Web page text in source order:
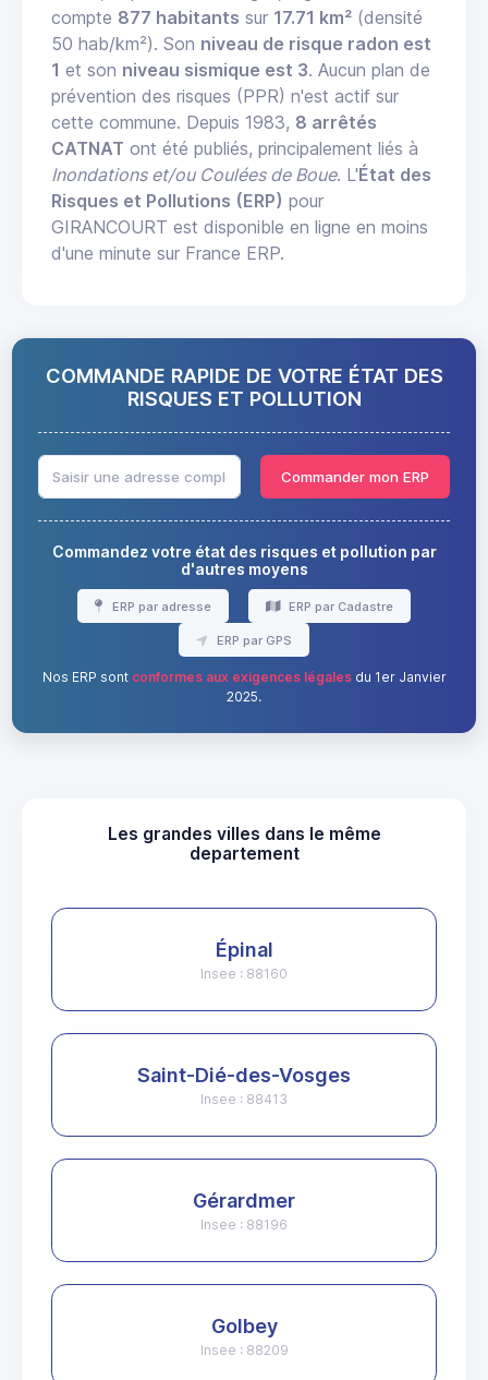
compte 877 habitants sur 17.71 km² (densité
50 hab/km²). Son niveau de risque radon est
1 et son niveau sismique est 3. Aucun plan de
prévention des risques (PPR) n'est actif sur
cette commune. Depuis 1983, 8 arrêtés
CATNAT ont été publiés, principalement liés à
Inondations et/ou Coulées de Boue. L'État des
Risques et Pollutions (ERP) pour
GIRANCOURT est disponible en ligne en moins
d'une minute sur France ERP.
COMMANDE RAPIDE DE VOTRE ÉTAT DES
RISQUES ET POLLUTION
Commander mon ERP
Commandez votre état des risques et pollution par
d'autres moyens
ERP par adresse ERP par Cadastre
ERP par GPS
Nos ERP sont conformes aux exigences légalesdu 1er Janvier
2025.
Les grandes villes dans le même
departement
Épinal
Insee : 88160
Saint-Dié-des-Vosges
Insee : 88413
Gérardmer
Insee : 88196
Golbey
Insee : 88209